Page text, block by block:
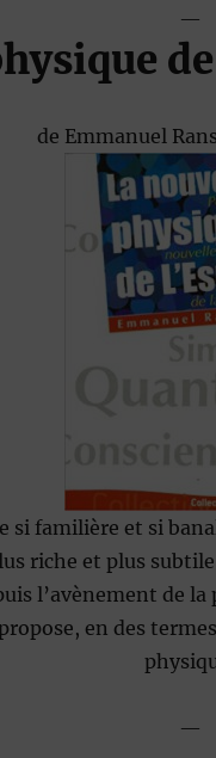
—
de Emmanuel
familière et si
riche et plus
l’avènement de
en des
—